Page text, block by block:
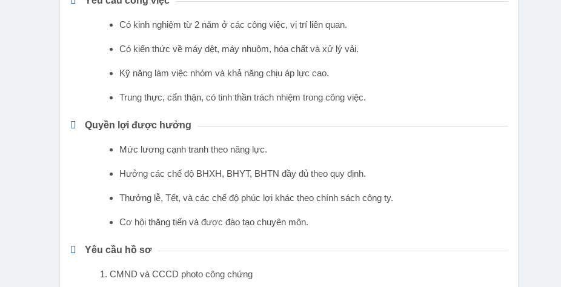
Có kinh nghiệm từ 2 năm ở các công việc, vị trí liên quan.
Có kiến thức về máy dệt, máy nhuộm, hóa chất và xử lý vải.
Kỹ năng làm việc nhóm và khả năng chịu áp lực cao.
Trung thực, cẩn thận, có tinh thần trách nhiệm trong công việc.
Quyền lợi được hưởng
Mức lương cạnh tranh theo năng lực.
Hưởng các chế độ BHXH, BHYT, BHTN đầy đủ theo quy định.
Thưởng lễ, Tết, và các chế độ phúc lợi khác theo chính sách công ty.
Cơ hội thăng tiến và được đào tạo chuyên môn.
Yêu cầu hồ sơ
1. CMND và CCCD photo công chứng